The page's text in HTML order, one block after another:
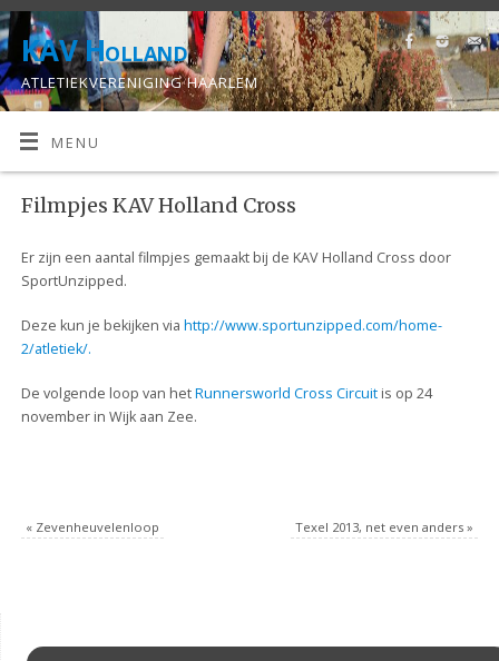
KAV Holland
ATLETIEKVERENIGING HAARLEM
MENU
Filmpjes KAV Holland Cross
Er zijn een aantal filmpjes gemaakt bij de KAV Holland Cross door
SportUnzipped.
Deze kun je bekijken via http://www.sportunzipped.com/home-
2/atletiek/.
De volgende loop van hetRunnersworld Cross Circuitis op 24
november in Wijk aan Zee.
«Zevenheuvelenloop Texel 2013, net even anders»